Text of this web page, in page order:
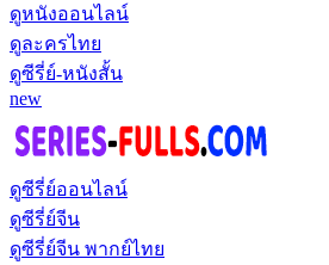
ดูหนังออนไลน์
ดูละครไทย
ดูซีรี่ย์-หนังสั้น
new
ดูซีรี่ย์ออนไลน์
ดูซีรี่ย์จีน
ดูซีรี่ย์จีน พากย์ไทย